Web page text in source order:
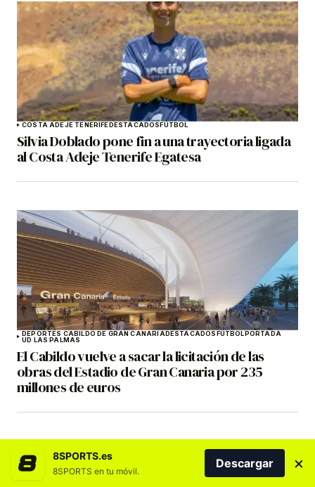
COSTA ADEJE TENERIFEDESTACADOSFÚTBOL
Silvia Doblado pone fin a una trayectoria ligada
al Costa Adeje Tenerife Egatesa
DEPORTES CABILDO DE GRAN CANARIADESTACADOSFÚTBOLPORTADA
UD LAS PALMAS
El Cabildo vuelve a sacar la licitación de las
obras del Estadio de Gran Canaria por 235
millones de euros
8SPORTS.es
8SPORTS en tu móvil.
Descargar ×